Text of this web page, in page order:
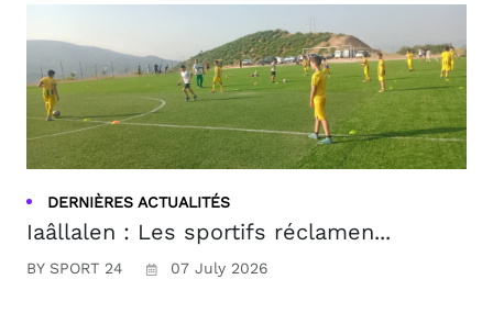
DERNIÈRES ACTUALITÉS
Iaâllalen : Les sportifs réclamen...
BY SPORT 24 07 July 2026